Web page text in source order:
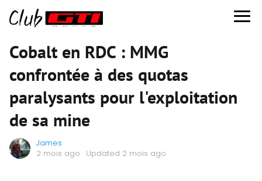
Cobalt en RDC : MMG
confrontée à des quotas
paralysants pour l'exploitation
de sa mine
James
2 mois ago · Updated 2 mois ago